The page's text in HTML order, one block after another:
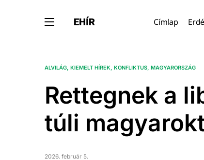
EHÍR Címlap
ALVILÁG KIEMELT HÍREK KONFLIKTUS MAGYARORSZÁG
Rettegnek a
túli
2026. február 5.